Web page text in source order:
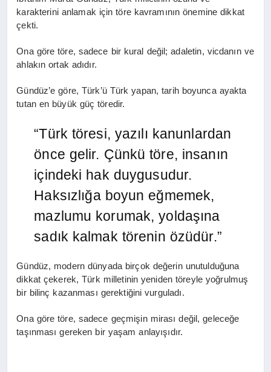
karakterini anlamak için töre kavramının önemine dikkat
çekti.
Ona göre töre, sadece bir kural değil; adaletin, vicdanın ve
ahlakın ortak adıdır.
Gündüz’e göre, Türk’ü Türk yapan, tarih boyunca ayakta
tutan en büyük güç töredir.
“Türk töresi, yazılı kanunlardan
önce gelir. Çünkü töre, insanın
içindeki hak duygusudur.
Haksızlığa boyun eğmemek,
mazlumu korumak, yoldaşına
sadık kalmak törenin özüdür.”
Gündüz, modern dünyada birçok değerin unutulduğuna
dikkat çekerek, Türk milletinin yeniden töreyle yoğrulmuş
bir bilinç kazanması gerektiğini vurguladı.
Ona göre töre, sadece geçmişin mirası değil, geleceğe
taşınması gereken bir yaşam anlayışıdır.